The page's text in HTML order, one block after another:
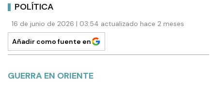
POLÍTICA
16 de junio de 2026 | 03:54 actualizado hace 2 meses
Añadir como fuente en
GUERRA EN ORIENTE